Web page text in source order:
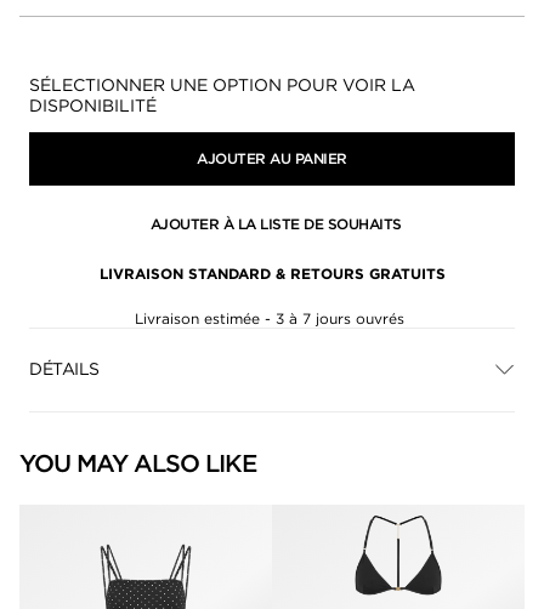
Disponibilité:
SÉLECTIONNER UNE OPTION POUR VOIR LA
DISPONIBILITÉ
AJOUTER AU PANIER
AJOUTER À LA LISTE DE SOUHAITS
LIVRAISON STANDARD & RETOURS GRATUITS
Livraison estimée - 3 à 7 jours ouvrés
DÉTAILS
YOU MAY ALSO LIKE